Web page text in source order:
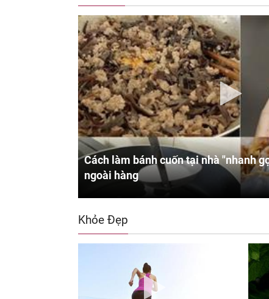
Cách làm bánh cuốn tại nhà "nhanh
ngoài hàng
Khỏe Đẹp